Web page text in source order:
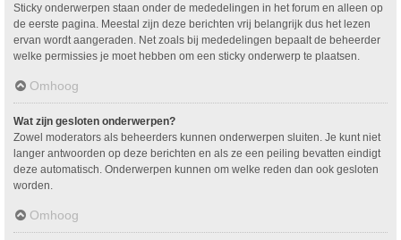
Sticky onderwerpen staan onder de mededelingen in het forum en alleen op
de eerste pagina. Meestal zijn deze berichten vrij belangrijk dus het lezen
ervan wordt aangeraden. Net zoals bij mededelingen bepaalt de beheerder
welke permissies je moet hebben om een sticky onderwerp te plaatsen.
Omhoog
Wat zijn gesloten onderwerpen?
Zowel moderators als beheerders kunnen onderwerpen sluiten. Je kunt niet
langer antwoorden op deze berichten en als ze een peiling bevatten eindigt
deze automatisch. Onderwerpen kunnen om welke reden dan ook gesloten
worden.
Omhoog